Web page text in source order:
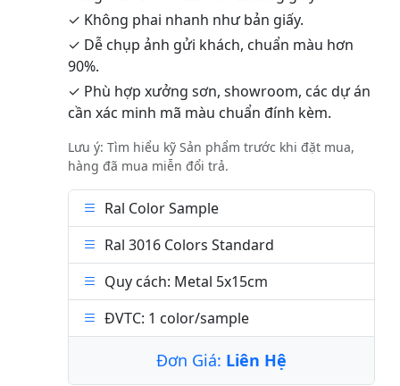
✓ Không phai nhanh như bản giấy.
✓ Dễ chụp ảnh gửi khách, chuẩn màu hơn
90%.
✓ Phù hợp xưởng sơn, showroom, các dự án
cần xác minh mã màu chuẩn đính kèm.
Lưu ý: Tìm hiểu kỹ Sản phẩm trước khi đặt mua,
hàng đã mua miễn đổi trả.
Ral Color Sample
Ral 3016 Colors Standard
Quy cách: Metal 5x15cm
ĐVTC: 1 color/sample
Đơn Giá: Liên Hệ